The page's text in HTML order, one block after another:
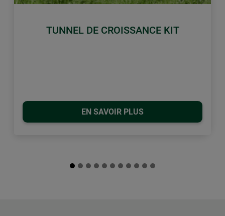
TUNNEL DE CROISSANCE KIT
EN SAVOIR PLUS
retour